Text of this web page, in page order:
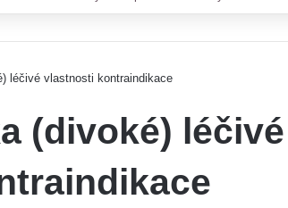
léčivé vlastnosti kontraindikace
(divoké) léčivé